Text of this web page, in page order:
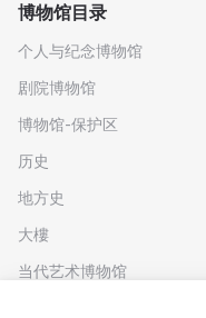
博物馆目录
个人与纪念博物馆
剧院博物馆
博物馆-保护区
历史
地方史
大樓
当代艺术博物馆